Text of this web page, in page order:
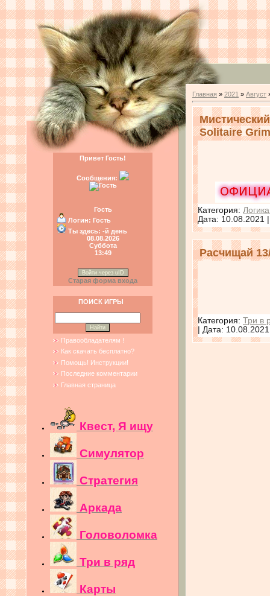
Привет Гость!
Сообщения:
Гость
Логин: Гость
Ты здесь: -й день
08.08.2026
Суббота
13:49
Войти через uID
Старая форма входа
ПОИСК ИГРЫ
Правообладателям !
Как скачать бесплатно?
Помощь! Инструкции!
Последние комментарии
Главная страница
Квест, Я ищу
Симулятор
Стратегия
Аркада
Головоломка
Три в ряд
Карты
Главная » 2021 » Август
Solitaire
Категория:
Дата: 10.08.2021
Расчищай
Категория: Три в
| Дата: 10.08.2021